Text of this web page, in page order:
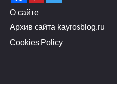
О сайте
Архив сайта kayrosblog.ru
Cookies Policy